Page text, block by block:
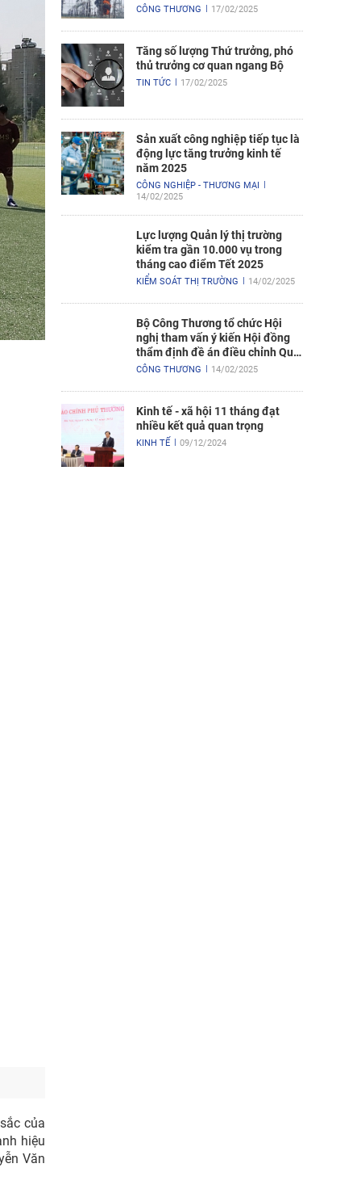
của
hiệu
Văn
CÔNG THƯƠNG 17/02/2025
Tăng số lượng Thứ trưởng, phó
thủ trưởng cơ quan ngang Bộ
TIN TỨC 17/02/2025
Sản xuất công nghiệp tiếp tục là
động lực tăng trưởng kinh tế
năm 2025
CÔNG NGHIỆP - THƯƠNG MẠI
14/02/2025
Lực lượng Quản lý thị trường
kiểm tra gần 10.000 vụ trong
tháng cao điểm Tết 2025
KIỂM SOÁT THỊ TRƯỜNG 14/02/2025
Bộ Công Thương tổ chức Hội
nghị tham vấn ý kiến Hội đồng
thẩm định đề án điều chỉnh Quy
hoạch điện VIII
CÔNG THƯƠNG 14/02/2025
Kinh tế - xã hội 11 tháng đạt
nhiều kết quả quan trọng
KINH TẾ 09/12/2024